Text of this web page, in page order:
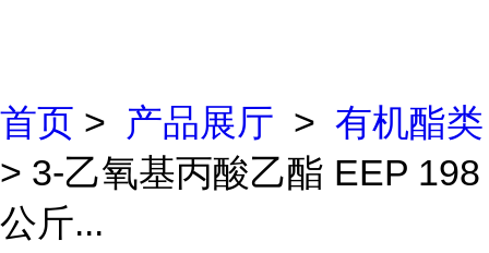
首页 > 产品展厅 > 有机酯类
> 3-乙氧基丙酸乙酯 EEP 198
公斤...